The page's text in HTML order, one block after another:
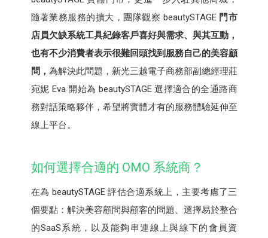
隨著業務服務的擴大，團隊觀察 beautySTAGE 門市
店員欠缺系統工具紀錄客戶喜好與需求、與其互動，
也有不少消費者表示很難回頭找到服務自己的美容顧
問， 為解決此問題，新光三越電子商務部副總經理莊
宛妮 Eva 開始為 beautySTAGE 選擇適合的全通路商
務對話策略夥伴，希望將實體才有的服務體驗延伸至
線上平台。
如何選擇合適的 OMO 系統商？
在為 beautySTAGE 評估合適系統上，主要考慮了三
個要點：解決美容顧問與顧客的問題、選擇易於整合
的SaaS系統，以及能夠串連線上與線下的會員資